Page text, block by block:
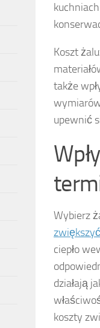
Koszt
także
upewnić
Wybierz
zwiększyć
ciepło
działają
koszty